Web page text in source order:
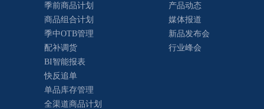
季前商品计划
商品组合计划
季中OTB管理
配补调货
BI智能报表
快反追单
单品库存管理
全渠道商品计划
产品动态
媒体报道
新品发布会
行业峰会